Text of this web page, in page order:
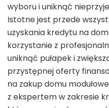
wyboru i uniknąć
Istotne jest przede
uzyskania kredytu na
korzystanie z
uniknąć pułapek i
przystępnej oferty
na zakup domu
z ekspertem w zakresie